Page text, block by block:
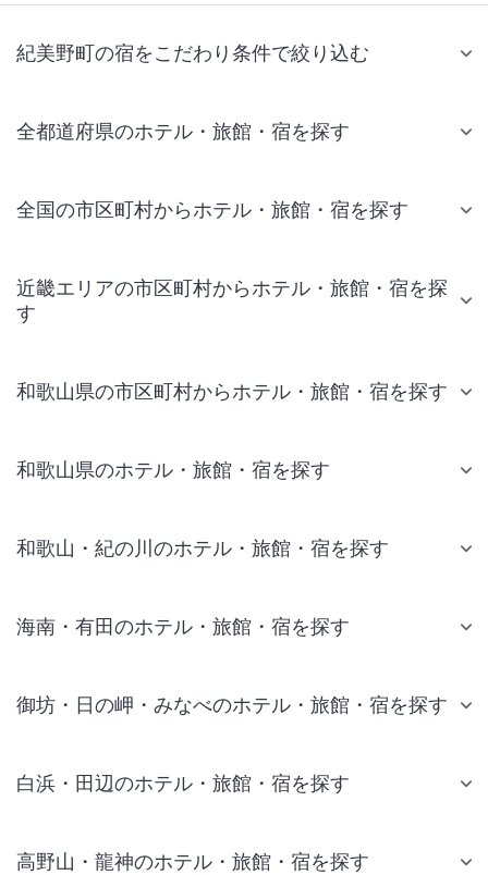
紀美野町の宿をこだわり条件で絞り込む
全都道府県のホテル・旅館・宿を探す
全国の市区町村からホテル・旅館・宿を探す
近畿エリアの市区町村からホテル・旅館・宿を探
す
和歌山県の市区町村からホテル・旅館・宿を探す
和歌山県のホテル・旅館・宿を探す
和歌山・紀の川のホテル・旅館・宿を探す
海南・有田のホテル・旅館・宿を探す
御坊・日の岬・みなべのホテル・旅館・宿を探す
白浜・田辺のホテル・旅館・宿を探す
高野山・龍神のホテル・旅館・宿を探す